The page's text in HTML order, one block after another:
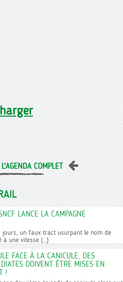
COMPLET
LANCE LA CAMPAGNE
jours, un faux tract usurpant le nom de
à une vitesse (…)
FACE À LA CANICULE, DES
DOIVENT ÊTRE MISES EN
!